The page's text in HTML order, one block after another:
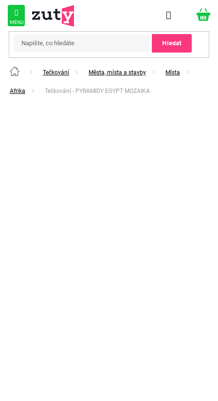
Přejít
obsah
Hledat
Domů Tečkování Města, místa a stavby Místa
Afrika Tečkování - PYRAMIDY EGYPT MOZAIKA